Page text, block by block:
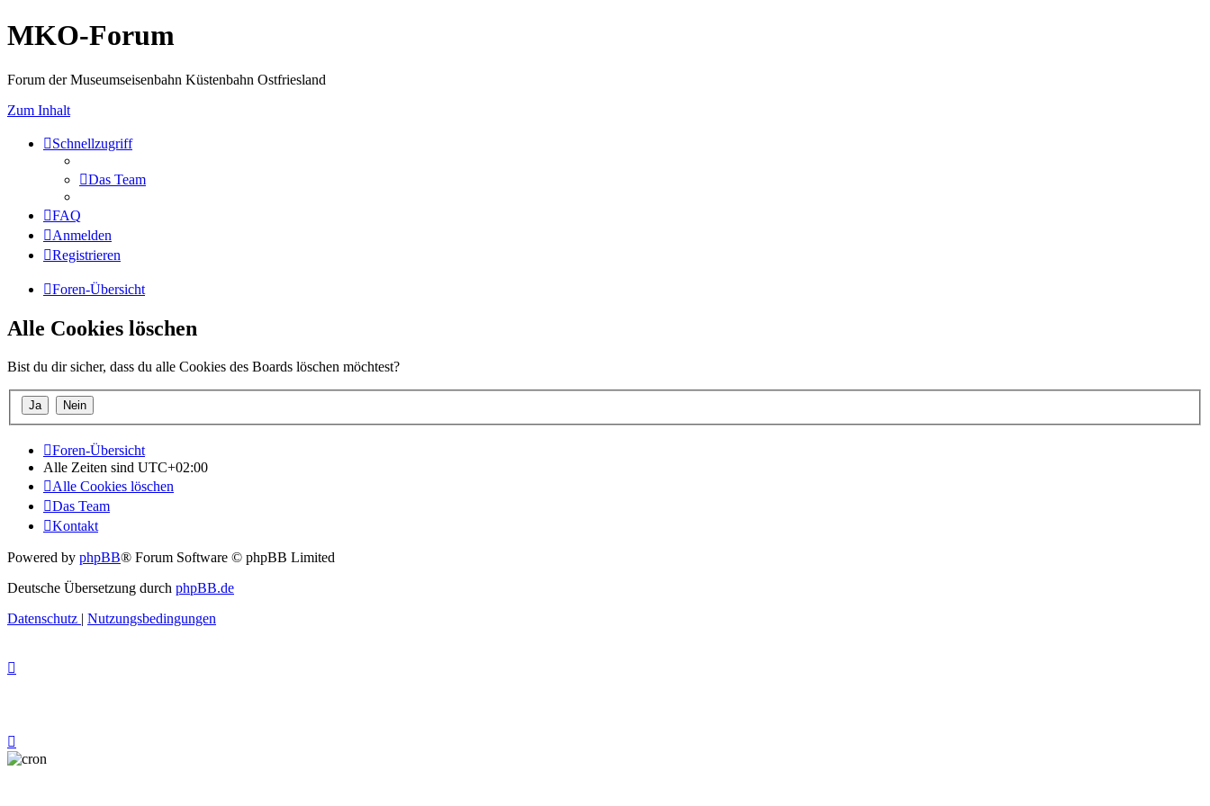
MKO-Forum
Forum der Museumseisenbahn Küstenbahn Ostfriesland
Zum Inhalt
Schnellzugriff
Das Team
FAQ
Anmelden
Registrieren
Foren-Übersicht
Alle Cookies löschen
Bist du dir sicher, dass du alle Cookies des Boards löschen möchtest?
Foren-Übersicht
Alle Zeiten sind UTC+02:00
Alle Cookies löschen
Das Team
Kontakt
Powered by phpBB® Forum Software © phpBB Limited
Deutsche Übersetzung durch phpBB.de
Datenschutz | Nutzungsbedingungen